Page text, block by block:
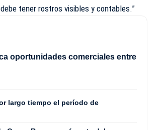
tener rostros visibles y contables.”
oportunidades comerciales entre
largo tiempo el período de